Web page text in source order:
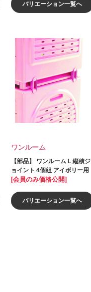
バリエーション一覧へ
ワンルーム
【部品】 ワンルーム L 縦積ジ
ョイント 4個組 アイボリー用
[会員のみ価格公開]
バリエーション一覧へ